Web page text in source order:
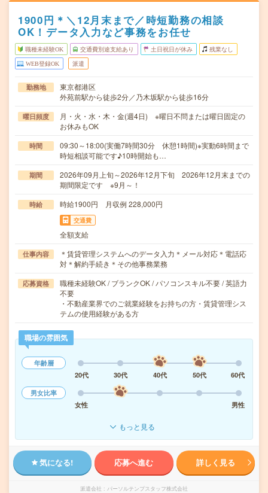
1900円＊＼12月末まで／時短勤務の相談
OK！データ入力など事務をお任せ
職種未経験OK 交通費別途支給あり 土日祝日が休み 残業なし
WEB登録OK 派遣
勤務地
東京都港区
外苑前駅から徒歩2分／乃木坂駅から徒歩16分
曜日頻度
月・火・水・木・金(週4日) ※曜日不問または曜日固定の
お休みもOK
時間
09:30～18:00(実働7時間30分 休憩1時間)※実動6時間まで
時短相談可能です♪10時開始も…
期間
2026年09月上旬～2026年12月下旬 2026年12月末までの
期間限定です ※9月～！
時給 時給1900円 月収例 228,000円
交通費
全額支給
仕事内容
＊賃貸管理システムへのデータ入力＊メール対応＊電話応
対＊解約手続き＊その他事務業務
応募資格
職種未経験OK / ブランクOK / パソコンスキル不要 / 英語力
不要
・不動産業界でのご就業経験をお持ちの方・賃貸管理シス
テムの使用経験がある方
職場の雰囲気
年齢層
20代
30代 40代 50代
60代
男女比率
女性
男性
もっと見る
気になる! 応募へ進む 詳しく見る
派遣会社 パーソルテンプスタッフ株式会社